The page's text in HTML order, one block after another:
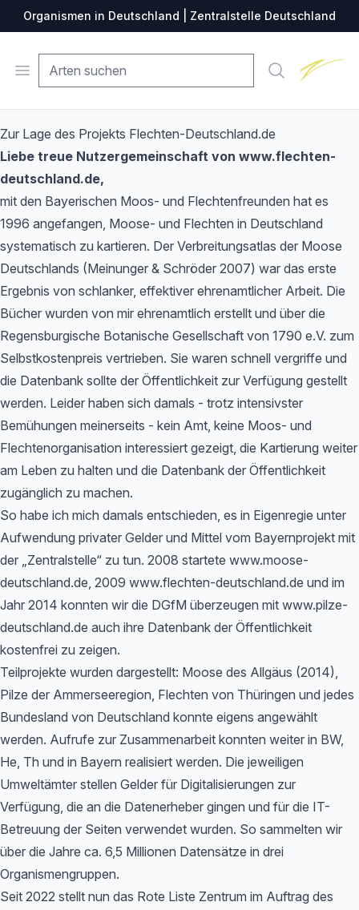
Organismen in Deutschland | Zentralstelle Deutschland
Open menu Suche
Zur Lage des Projekts Flechten-Deutschland.de
Liebe treue Nutzergemeinschaft von www.flechten-
deutschland.de,
mit den Bayerischen Moos- und Flechtenfreunden hat es
1996 angefangen, Moose- und Flechten in Deutschland
systematisch zu kartieren. Der Verbreitungsatlas der Moose
Deutschlands (Meinunger & Schröder 2007) war das erste
Ergebnis von schlanker, effektiver ehrenamtlicher Arbeit. Die
Bücher wurden von mir ehrenamtlich erstellt und über die
Regensburgische Botanische Gesellschaft von 1790 e.V. zum
Selbstkostenpreis vertrieben. Sie waren schnell vergriffe und
die Datenbank sollte der Öffentlichkeit zur Verfügung gestellt
werden. Leider haben sich damals - trotz intensivster
Bemühungen meinerseits - kein Amt, keine Moos- und
Flechtenorganisation interessiert gezeigt, die Kartierung weiter
am Leben zu halten und die Datenbank der Öffentlichkeit
zugänglich zu machen.
So habe ich mich damals entschieden, es in Eigenregie unter
Aufwendung privater Gelder und Mittel vom Bayernprojekt mit
der „Zentralstelle“ zu tun. 2008 startete www.moose-
deutschland.de, 2009 www.flechten-deutschland.de und im
Jahr 2014 konnten wir die DGfM überzeugen mit www.pilze-
deutschland.de auch ihre Datenbank der Öffentlichkeit
kostenfrei zu zeigen.
Teilprojekte wurden dargestellt: Moose des Allgäus (2014),
Pilze der Ammerseeregion, Flechten von Thüringen und jedes
Bundesland von Deutschland konnte eigens angewählt
werden. Aufrufe zur Zusammenarbeit konnten weiter in BW,
He, Th und in Bayern realisiert werden. Die jeweiligen
Umweltämter stellen Gelder für Digitalisierungen zur
Verfügung, die an die Datenerheber gingen und für die IT-
Betreuung der Seiten verwendet wurden. So sammelten wir
über die Jahre ca. 6,5 Millionen Datensätze in drei
Organismengruppen.
Seit 2022 stellt nun das Rote Liste Zentrum im Auftrag des